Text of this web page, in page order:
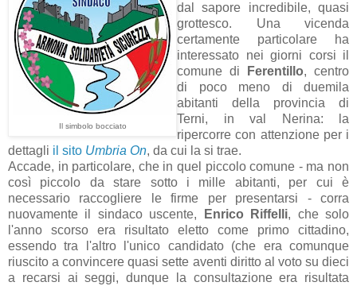
Il simbolo bocciato
dal sapore incredibile, quasi
grottesco. Una vicenda
certamente particolare ha
interessato nei giorni corsi il
comune di
Ferentillo, centro
di poco meno di duemila
abitanti della provincia di
Terni, in val Nerina: la
ripercorre con attenzione per i
dettagli il sito Umbria On, da cui la si trae.
Accade, in particolare, che in quel piccolo comune - ma non
così piccolo da stare sotto i mille abitanti, per cui è
necessario raccogliere le firme per presentarsi - corra
nuovamente il sindaco uscente,
Enrico Riffelli, che solo
l'anno scorso era risultato eletto come primo cittadino,
essendo tra l'altro l'unico candidato (che era comunque
riuscito a convincere quasi sette aventi diritto al voto su dieci
a recarsi ai seggi, dunque la consultazione era risultata